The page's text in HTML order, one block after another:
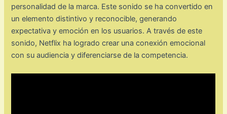
personalidad de la marca. Este sonido se ha convertido en
un elemento distintivo y reconocible, generando
expectativa y emoción en los usuarios. A través de este
sonido, Netflix ha logrado crear una conexión emocional
con su audiencia y diferenciarse de la competencia.